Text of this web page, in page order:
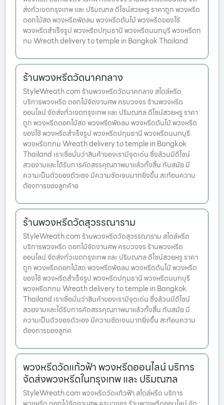
ส่งทั่วเขตกรุงเทพ และ ปริมณฑล ดีไซน์สวยหรู ราคาถูก พวงหรีด
ดอกไม้สด พวงหรีดพัดลม พวงหรีดต้นไม้ พวงหรีดของใช้
พวงหรีดสำเร็จรูป พวงหรีดปทุมธานี พวงหรีดนนทบุรี พวงหรีดก
ทม Wreath delivery to temple in Bangkok Thailand
ร้านพวงหรีดวัดนาคกลาง
StyleWreath.com ร้านพวงหรีดวัดนาคกลาง สไตล์หรีด
บริการพวงหรีด ดอกไม้จัดงานศพ ครบวงจร ร้านพวงหรีด
ออนไลน์ จัดส่งทั่วเขตกรุงเทพ และ ปริมณฑล ดีไซน์สวยหรู ราคา
ถูก พวงหรีดดอกไม้สด พวงหรีดพัดลม พวงหรีดต้นไม้ พวงหรีด
ของใช้ พวงหรีดสำเร็จรูป พวงหรีดปทุมธานี พวงหรีดนนทบุรี
พวงหรีดกทม Wreath delivery to temple in Bangkok
Thailand เราเชื่อมั่นว่าสินค้าของเรามีจุดเด่น ซึ่งล้วนมีดีไซน์
สวยงามและได้รับการคัดสรรคุณภาพมาแล้วทั้งสิ้น ทันสมัย มี
ความเป็นตัวของตัวเอง มีความชัดเจนมากยิ่งขึ้น สะท้อนความ
ต้องการของลูกค้าอ
ร้านพวงหรีดวัดสุวรรณาราม
StyleWreath.com ร้านพวงหรีดวัดสุวรรณาราม สไตล์หรีด
บริการพวงหรีด ดอกไม้จัดงานศพ ครบวงจร ร้านพวงหรีด
ออนไลน์ จัดส่งทั่วเขตกรุงเทพ และ ปริมณฑล ดีไซน์สวยหรู ราคา
ถูก พวงหรีดดอกไม้สด พวงหรีดพัดลม พวงหรีดต้นไม้ พวงหรีด
ของใช้ พวงหรีดสำเร็จรูป พวงหรีดปทุมธานี พวงหรีดนนทบุรี
พวงหรีดกทม Wreath delivery to temple in Bangkok
Thailand เราเชื่อมั่นว่าสินค้าของเรามีจุดเด่น ซึ่งล้วนมีดีไซน์
สวยงามและได้รับการคัดสรรคุณภาพมาแล้วทั้งสิ้น ทันสมัย มี
ความเป็นตัวของตัวเอง มีความชัดเจนมากยิ่งขึ้น สะท้อนความ
ต้องการของลูกค
พวงหรีดวัดแก้วฟ้า พวงหรีดออนไลน์ บริการ
จัดส่งพวงหรีดในกรุงเทพ และ ปริมณฑล
StyleWreath.com พวงหรีดวัดแก้วฟ้า สไตล์หรีด บริการ